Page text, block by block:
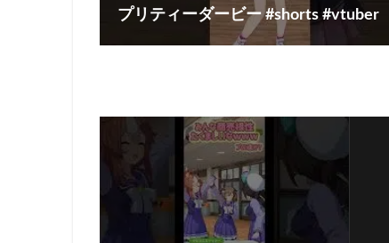
プリティーダービー #shorts #vtuber